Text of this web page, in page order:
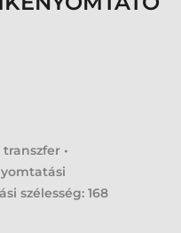
•
szélesség: 168